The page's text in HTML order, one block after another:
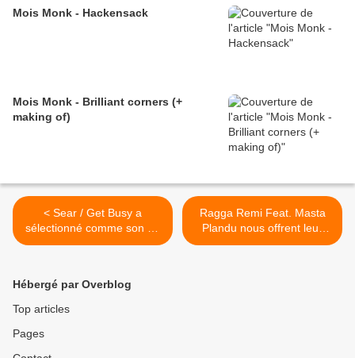
Mois Monk - Hackensack
Mois Monk - Brilliant corners (+
making of)
< Sear / Get Busy a
sélectionné comme son du
jour... Semaine "Get Busy"
Ragga Remi Feat. Masta
Plandu nous offrent leur
vision du gazon vert from
Hébergé par Overblog
Top articles
Pages